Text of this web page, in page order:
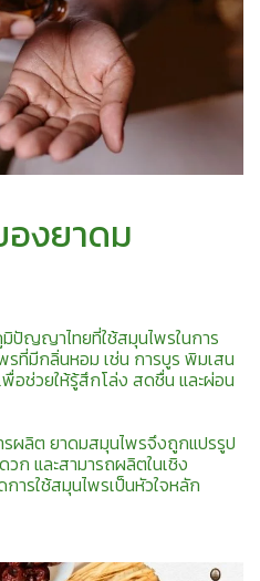
งยาดม
ปัญญาไทยที่ใช้สมุนไพรในการ
ที่มีกลิ่นหอม เช่น การบูร พิมเสน
อช่วยให้รู้สึกโล่ง สดชื่น และผ่อน
ผลิต ยาดมสมุนไพรจึงถูกแปรรูป
ก และสามารถผลิตในเชิง
ารใช้สมุนไพรเป็นหัวใจหลัก